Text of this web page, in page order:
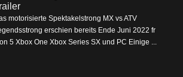
motorisierte Spektakelstrong MX vs ATV
erschien bereits Ende Juni 2022 fr
5 Xbox One Xbox Series SX und PC Einige ...